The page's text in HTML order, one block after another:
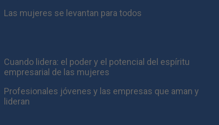
Las mujeres se levantan para todos
Cuando lidera: el poder y el potencial del espíritu
empresarial de las mujeres
Profesionales jóvenes y las empresas que aman y
lideran